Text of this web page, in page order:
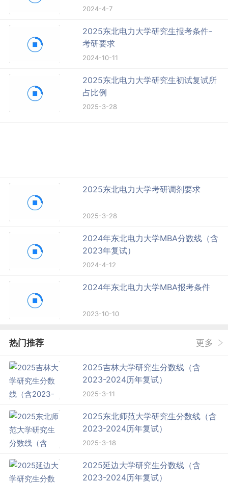
2024-4-7
2025东北电力大学研究生报考条件-
考研要求
2024-10-11
2025东北电力大学研究生初试复试所
占比例
2025-3-28
2025东北电力大学考研调剂要求
2025-3-28
2024年东北电力大学MBA分数线（含
2023年复试）
2024-4-12
2024年东北电力大学MBA报考条件
2023-10-10
热门推荐 更多
2025吉林大学研究生分数线（含
2023-2024历年复试）
2025-3-11
2025东北师范大学研究生分数线（含
2023-2024历年复试）
2025-3-18
2025延边大学研究生分数线（含
2023-2024历年复试）